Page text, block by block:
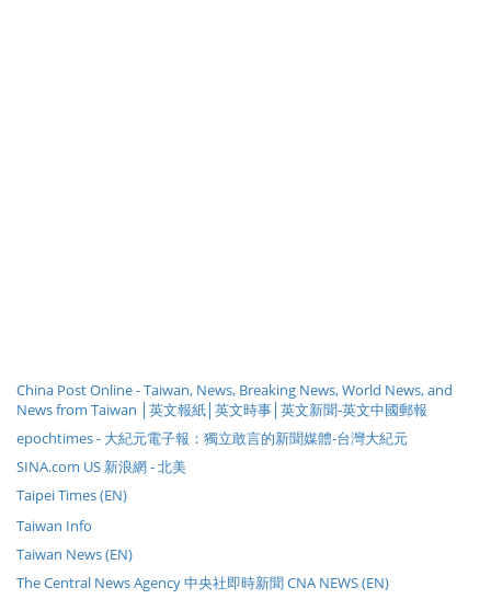
China Post Online - Taiwan, News, Breaking News, World News, and
News from Taiwan │英文報紙│英文時事│英文新聞-英文中國郵報
epochtimes - 大紀元電子報：獨立敢言的新聞媒體-台灣大紀元
SINA.com US 新浪網 - 北美
Taipei Times (EN)
Taiwan Info
Taiwan News (EN)
The Central News Agency 中央社即時新聞 CNA NEWS (EN)